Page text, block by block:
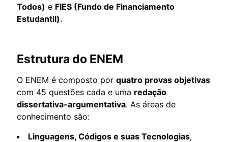
Todos) e FIES (Fundo de Financiamento
Estudantil).
Estrutura do ENEM
O ENEM é composto por quatro provas objetivas
com 45 questões cada e uma redação
dissertativa-argumentativa. As áreas de
conhecimento são:
Linguagens, Códigos e suas Tecnologias,